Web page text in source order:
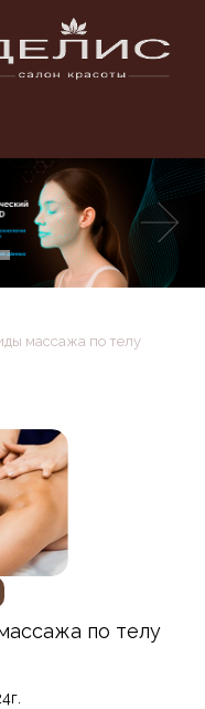
массажа по телу
по телу